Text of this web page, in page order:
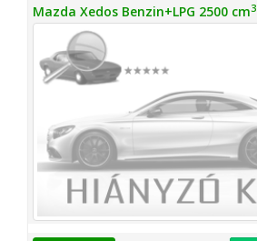
Mazda Xedos Benzin+LPG 2500 cm3